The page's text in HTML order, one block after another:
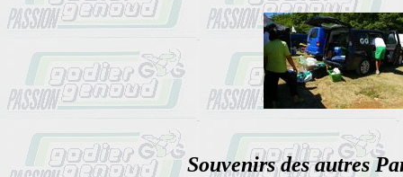
Souvenirs des autres